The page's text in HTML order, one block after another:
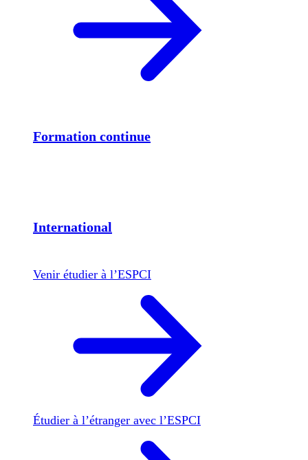
Formation continue
International
Venir étudier à l’ESPCI
Étudier à l’étranger avec l’ESPCI